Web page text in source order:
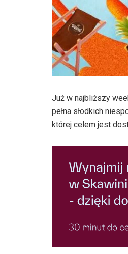
Już w najbliższy
pełna słodkich
której celem jest